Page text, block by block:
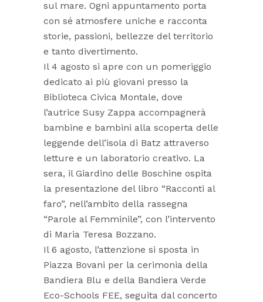
sul mare. Ogni appuntamento porta
con sé atmosfere uniche e racconta
storie, passioni, bellezze del territorio
e tanto divertimento.
Il 4 agosto si apre con un pomeriggio
dedicato ai più giovani presso la
Biblioteca Civica Montale, dove
l’autrice Susy Zappa accompagnerà
bambine e bambini alla scoperta delle
leggende dell’isola di Batz attraverso
letture e un laboratorio creativo. La
sera, il Giardino delle Boschine ospita
la presentazione del libro “Racconti al
faro”, nell’ambito della rassegna
“Parole al Femminile”, con l’intervento
di Maria Teresa Bozzano.
Il 6 agosto, l’attenzione si sposta in
Piazza Bovani per la cerimonia della
Bandiera Blu e della Bandiera Verde
Eco-Schools FEE, seguita dal concerto